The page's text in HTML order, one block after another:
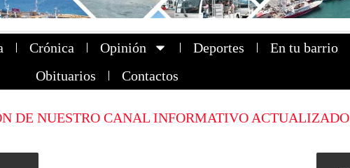
Crónica Opinión Deportes En tu barrio
Obituarios
Contactos
DE NUESTRO CANAL INFORMATIVO ACTUALIZADO